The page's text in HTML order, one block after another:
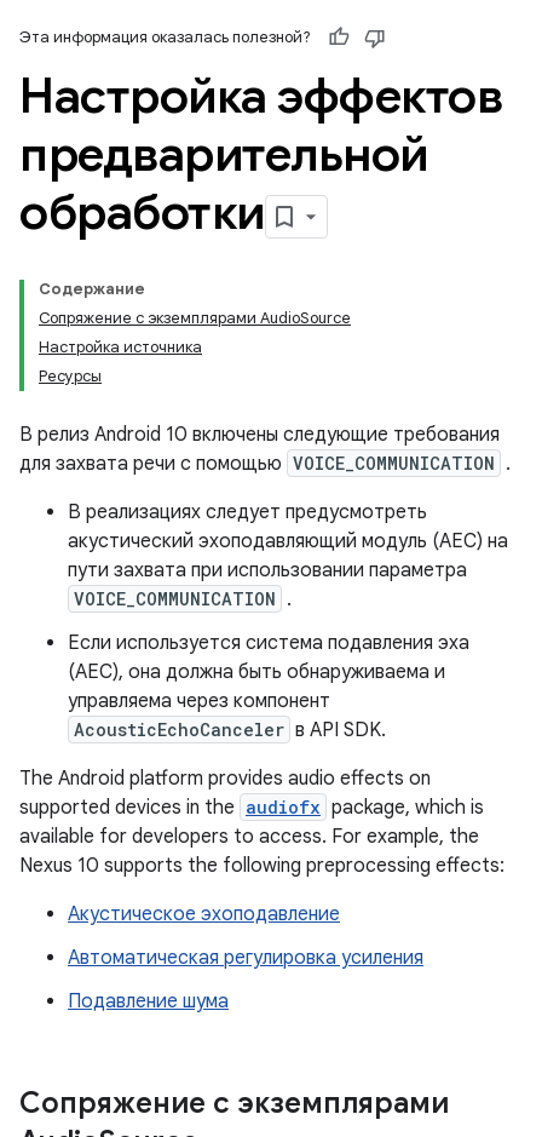
Эта информация оказалась полезной?
Настройка эффектов
предварительной
обработки
Содержание
Сопряжение с экземплярами AudioSource
Настройка источника
Ресурсы
В релиз Android 10 включены следующие требования
для захвата речи с помощью VOICE_COMMUNICATION .
В реализациях следует предусмотреть
акустический эхоподавляющий модуль (AEC) на
пути захвата при использовании параметра
VOICE_COMMUNICATION .
Если используется система подавления эха
(AEC), она должна быть обнаруживаема и
управляема через компонент
AcousticEchoCanceler в API SDK.
The Android platform provides audio effects on
supported devices in the audiofx package, which is
available for developers to access. For example, the
Nexus 10 supports the following preprocessing effects:
Акустическое эхоподавление
Автоматическая регулировка усиления
Подавление шума
Сопряжение с экземплярами